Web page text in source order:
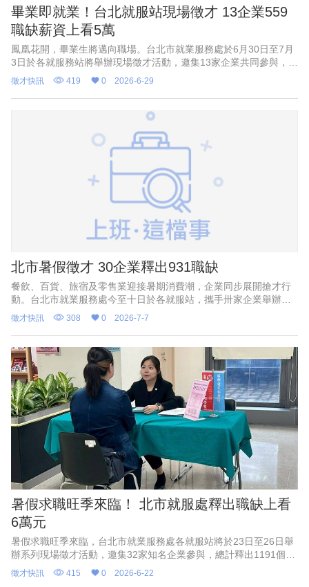
畢業即就業！台北就服站現場徵才 13企業559
職缺薪資上看5萬
鳳凰花開，畢業生將邁向職場。台北市就業服務處於6月30日至7月
3日於各就服務站將舉辦現場徵才活動，邀集13家企業共同參與，釋
出559個工作機會，涵蓋餐飲、零售、生活服務、公共運輸及長照等
多元產業，從正
徵才快訊 419 0 2026-6-29
北市暑假徵才 30企業釋出931職缺
餐飲、百貨、旅宿及零售業迎接暑期消費潮，企業同步展開搶才行
動。台北市就業服務處今至十日於各就服站，攜手卅家企業舉辦系
列徵才活動，共釋出九百卅一個工作機會；月薪最高七萬元、兼職
時薪最高兩百五十元，長照照
徵才快訊 308 0 2026-7-7
暑假求職旺季來臨！ 北市就服處釋出職缺上看
6萬元
暑假求職旺季來臨，台北市就業服務處各就服站將於23日至26日舉
辦系列現場徵才活動，邀集32家知名企業參與，總計釋出1191個工
作機會，其中居家照顧服務員月薪最高可達6萬元、YouBike夜班職
缺薪資上
徵才快訊 415 0 2026-6-22